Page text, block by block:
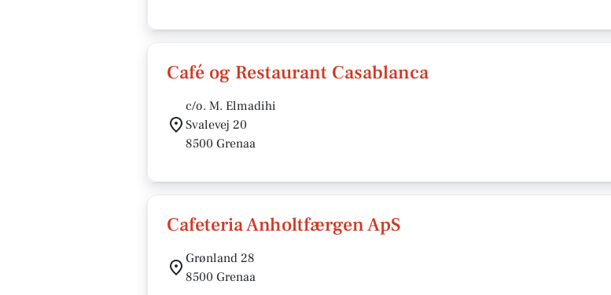
Café og Restaurant Casablanca
c/o. M. Elmadihi
Svalevej 20
8500 Grenaa
Cafeteria Anholtfærgen ApS
Grønland 28
8500 Grenaa